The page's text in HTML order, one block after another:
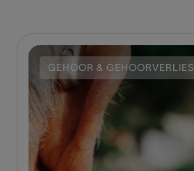
GEHOOR & GEHOORVERLIES